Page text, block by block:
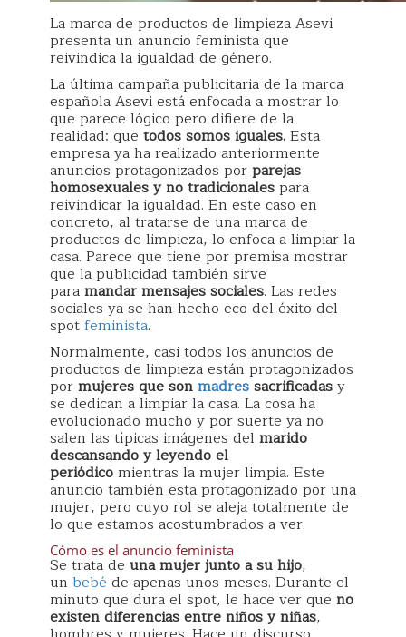
La marca de productos de limpieza Asevi
presenta un anuncio feminista que
reivindica la igualdad de género.
La última campaña publicitaria de la marca
española Asevi está enfocada a mostrar lo
que parece lógico pero difiere de la
realidad: que todos somos iguales.Esta
empresa ya ha realizado anteriormente
anuncios protagonizados porparejas
homosexuales y no tradicionalespara
reivindicar la igualdad. En este caso en
concreto, al tratarse de una marca de
productos de limpieza, lo enfoca a limpiar la
casa. Parece que tiene por premisa mostrar
que la publicidad también sirve
paramandar mensajes sociales. Las redes
sociales ya se han hecho eco del éxito del
spotfeminista.
Normalmente, casi todos los anuncios de
productos de limpieza están protagonizados
pormujeres que sonmadressacrificadasy
se dedican a limpiar la casa. La cosa ha
evolucionado mucho y por suerte ya no
salen las típicas imágenes del marido
descansando y leyendo el
periódicomientras la mujer limpia. Este
anuncio también esta protagonizado por una
mujer, pero cuyo rol se aleja totalmente de
lo que estamos acostumbrados a ver.
Cómo es el anuncio feminista
Se trata de una mujer junto a su hijo,
un bebé de apenas unos meses. Durante el
minuto que dura el spot, le hace ver que no
existen diferencias entre niños y niñas,